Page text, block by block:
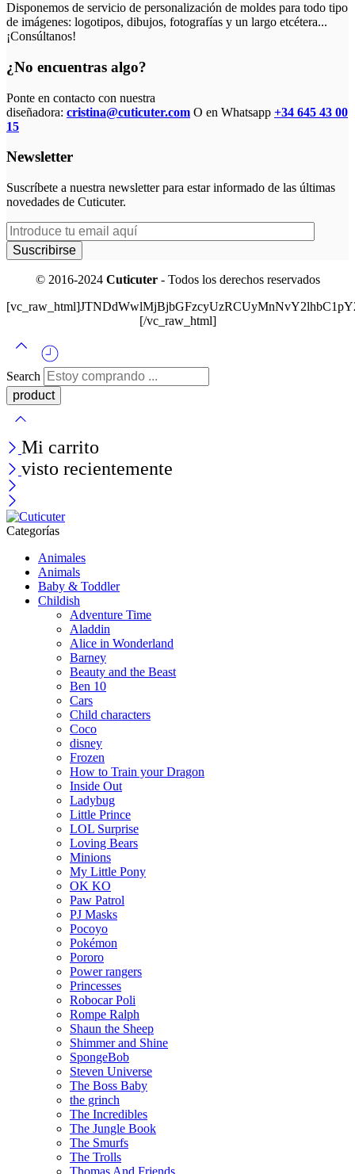
Disponemos de servicio de personalización de moldes para todo tipo
de imágenes: logotipos, dibujos, fotografías y un largo etcétera...
¡Consúltanos!
¿No encuentras algo?
Ponte en contacto con nuestra
diseñadora: cristina@cuticuter.com O en Whatsapp +34 645 43 00
15
Newsletter
Suscríbete a nuestra newsletter para estar informado de las últimas
novedades de Cuticuter.
© 2016-2024 Cuticuter- Todos los derechos reservados
[/vc_raw_html]
Search
Mi carrito
visto recientemente
Categorías
Animales
Animals
Baby & Toddler
Childish
Adventure Time
Aladdin
Alice in Wonderland
Barney
Beauty and the Beast
Ben 10
Cars
Child characters
Coco
disney
Frozen
How to Train your Dragon
Inside Out
Ladybug
Little Prince
LOL Surprise
Loving Bears
Minions
My Little Pony
OK KO
Paw Patrol
PJ Masks
Pocoyo
Pokémon
Pororo
Power rangers
Princesses
Robocar Poli
Rompe Ralph
Shaun the Sheep
Shimmer and Shine
SpongeBob
Steven Universe
The Boss Baby
the grinch
The Incredibles
The Jungle Book
The Smurfs
The Trolls
Thomas And Friends